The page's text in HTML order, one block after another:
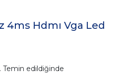
4ms Hdmı Vga Led
edildiğinde